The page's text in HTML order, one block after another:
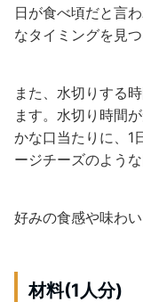
日が食べ頃だと言
なタイミングを見つ
また、水切りする
ます。水切り時間
かな口当たりに、1
ージチーズのよう
好みの食感や味わ
材料(1人分)